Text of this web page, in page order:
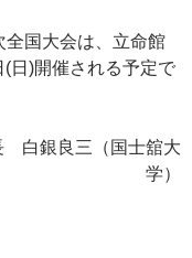
全国大会は、立命館
日)開催される予定で
白銀良三（国士舘大
学）